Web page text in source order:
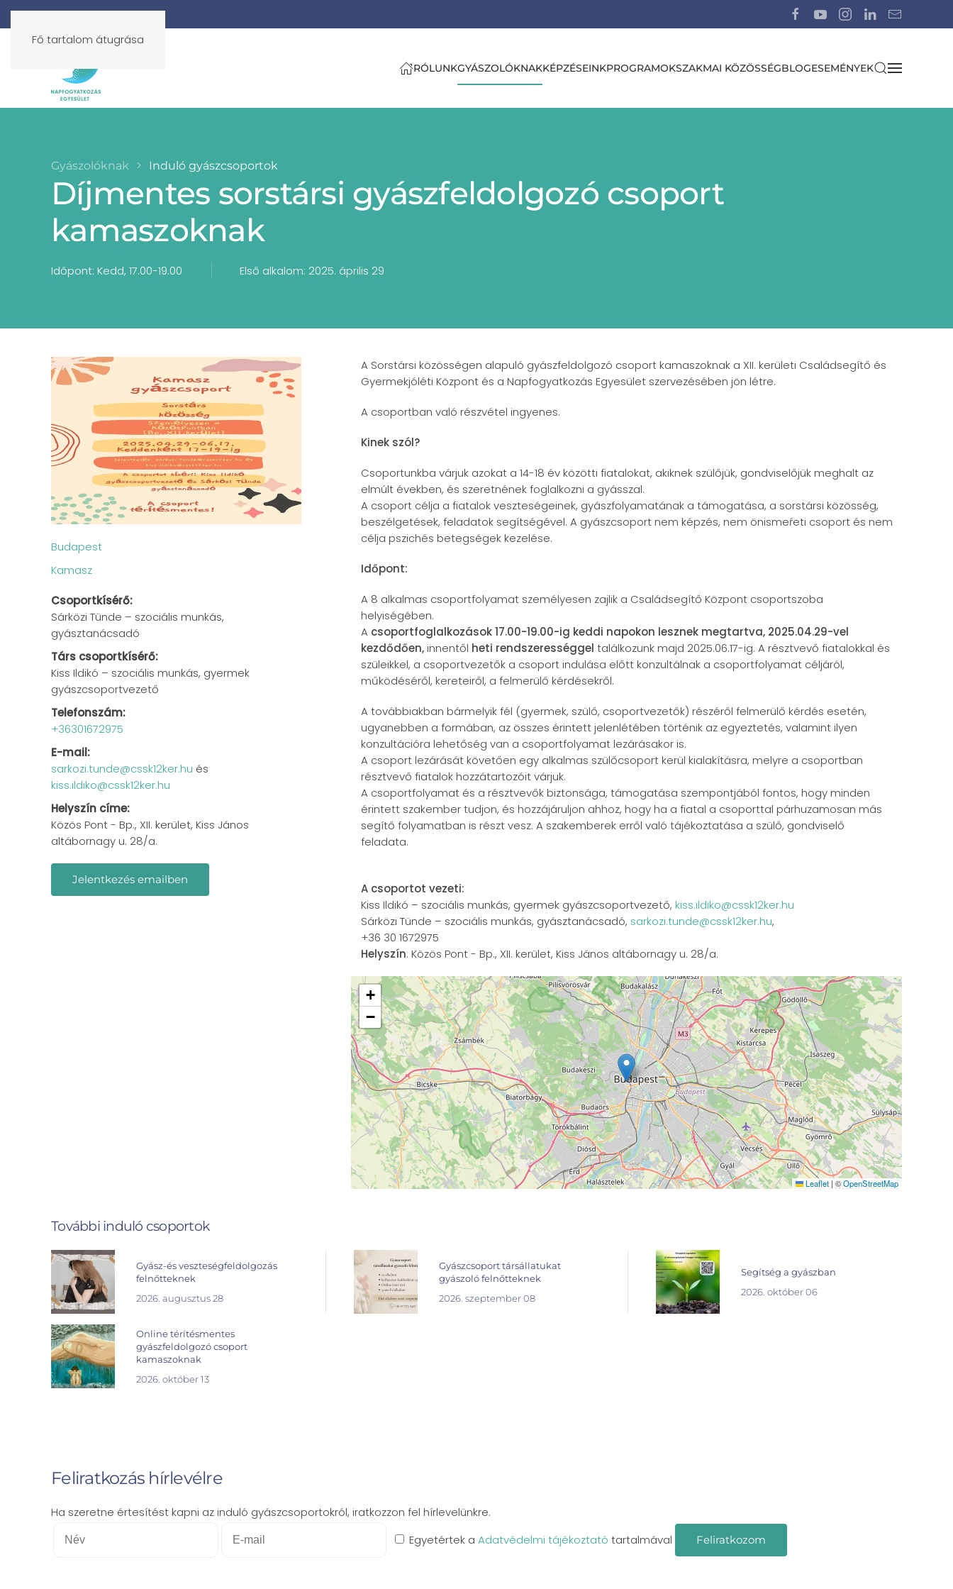
Fő tartalom átugrása
RÓLUNKGYÁSZOLÓKNAKKÉPZÉSEINKPROGRAMOKSZAKMAI KÖZÖSSÉGBLOGESEMÉNYEK
Gyászolóknak Induló gyászcsoportok
Díjmentes sorstársi gyászfeldolgozó csoport
kamaszoknak
Időpont: Kedd, 17.00-19.00 Első alkalom: 2025. április 29
Budapest
Kamasz
Csoportkísérő:
Sárközi Tünde – szociális munkás,
gyásztanácsadó
Társ csoportkísérő:
Kiss Ildikó – szociális munkás, gyermek
gyászcsoportvezető
Telefonszám:
+36301672975
E-mail:
sarkozi.tunde@cssk12ker.hu és
kiss.ildiko@cssk12ker.hu
Helyszín címe:
Közös Pont - Bp., XII. kerület, Kiss János
altábornagy u. 28/a.
Jelentkezés emailben
A Sorstársi közösségen alapuló gyászfeldolgozó csoport kamaszoknak a XII. kerületi Családsegítő és
Gyermekjóléti Központ és a Napfogyatkozás Egyesület szervezésében jön létre.
A csoportban való részvétel ingyenes.
Kinek szól?
Csoportunkba várjuk azokat a 14-18 év közötti fiatalokat, akiknek szülőjük, gondviselőjük meghalt az
elmúlt években, és szeretnének foglalkozni a gyásszal.
A csoport célja a fiatalok veszteségeinek, gyászfolyamatának a támogatása, a sorstársi közösség,
beszélgetések, feladatok segítségével. A gyászcsoport nem képzés, nem önismeŕeti csoport és nem
célja pszichés betegségek kezelése.
Időpont:
A 8 alkalmas csoportfolyamat személyesen zajlik a Családsegítő Központ csoportszoba
helyiségében.
A csoportfoglalkozások 17.00-19.00-ig keddi napokon lesznek megtartva, 2025.04.29-vel
kezdődően,innentől heti rendszerességgel találkozunk majd 2025.06.17-ig. A résztvevő fiatalokkal és
szüleikkel, a csoportvezetők a csoport indulása előtt konzultálnak a csoportfolyamat céljáról,
működéséről, kereteiről, a felmerülő kérdésekről.
A továbbiakban bármelyik fél (gyermek, szülő, csoportvezetők) részéről felmerülő kérdés esetén,
ugyanebben a formában, az összes érintett jelenlétében történik az egyeztetés, valamint ilyen
konzultációra lehetőség van a csoportfolyamat lezárásakor is.
A csoport lezárását követően egy alkalmas szülőcsoport kerül kialakításra, melyre a csoportban
résztvevő fiatalok hozzátartozóit várjuk.
A csoportfolyamat és a résztvevők biztonsága, támogatása szempontjából fontos, hogy minden
érintett szakember tudjon, és hozzájáruljon ahhoz, hogy ha a fiatal a csoporttal párhuzamosan más
segítő folyamatban is részt vesz. A szakemberek erről való tájékoztatása a szülő, gondviselő
feladata.
A csoportot vezeti:
Kiss Ildikó – szociális munkás, gyermek gyászcsoportvezető, kiss.ildiko@cssk12ker.hu
Sárközi Tünde – szociális munkás, gyásztanácsadó, sarkozi.tunde@cssk12ker.hu,
+36 30 1672975
Helyszín: Közös Pont - Bp., XII. kerület, Kiss János altábornagy u. 28/a.
+
−
Leaflet | ©OpenStreetMap
További induló csoportok
Gyász-és veszteségfeldolgozás
felnőtteknek
2026. augusztus 28
Gyászcsoport társállatukat
gyászoló felnőtteknek
2026. szeptember 08
Segítség a gyászban
2026. október 06
Online térítésmentes
gyászfeldolgozó csoport
kamaszoknak
2026. október 13
Feliratkozás hírlevélre
Ha szeretne értesítést kapni az induló gyászcsoportokról, iratkozzon fel hírlevelünkre.
Egyetértek a Adatvédelmi tájékoztató tartalmával Feliratkozom